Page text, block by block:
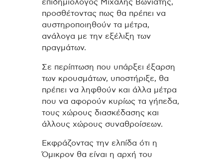
επιδημιολόγος Μιχάλης Βωνιάτης,
προσθέτοντας πως θα πρέπει να
αυστηροποιηθούν τα μέτρα,
ανάλογα με την εξέλιξη των
πραγμάτων.
Σε περίπτωση που υπάρξει έξαρση
των κρουσμάτων, υποστήριξε, θα
πρέπει να ληφθούν και άλλα μέτρα
που να αφορούν κυρίως τα γήπεδα,
τους χώρους διασκέδασης και
άλλους χώρους συναθροίσεων.
Εκφράζοντας την ελπίδα ότι η
Όμικρον θα είναι η αρχή του